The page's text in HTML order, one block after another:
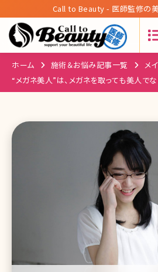
Call to Beauty - 医師監修の美
ホーム 施術＆お悩み記事一覧
メ
“メガネ美人”は、メガネを取っても美人で
かや